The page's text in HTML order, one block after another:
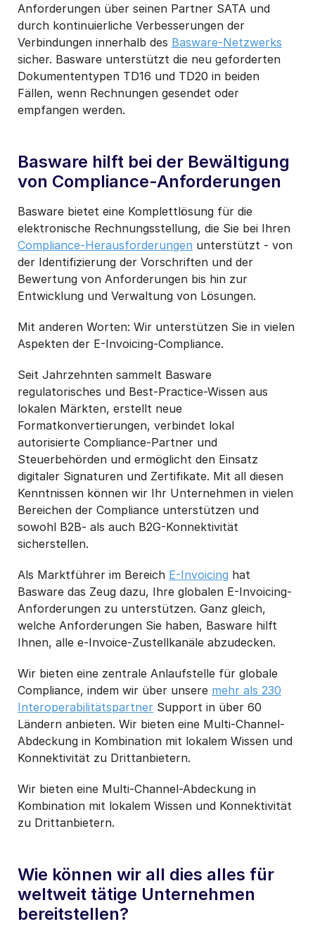
Anforderungen über seinen Partner SATA und
durch kontinuierliche Verbesserungen der
Verbindungen innerhalb des Basware-Netzwerks
sicher. Basware unterstützt die neu geforderten
Dokumententypen TD16 und TD20 in beiden
Fällen, wenn Rechnungen gesendet oder
empfangen werden.
Basware hilft bei der Bewältigung
von Compliance-Anforderungen
Basware bietet eine Komplettlösung für die
elektronische Rechnungsstellung, die Sie bei Ihren
Compliance-Herausforderungen unterstützt - von
der Identifizierung der Vorschriften und der
Bewertung von Anforderungen bis hin zur
Entwicklung und Verwaltung von Lösungen.
Mit anderen Worten: Wir unterstützen Sie in vielen
Aspekten der E-Invoicing-Compliance.
Seit Jahrzehnten sammelt Basware
regulatorisches und Best-Practice-Wissen aus
lokalen Märkten, erstellt neue
Formatkonvertierungen, verbindet lokal
autorisierte Compliance-Partner und
Steuerbehörden und ermöglicht den Einsatz
digitaler Signaturen und Zertifikate. Mit all diesen
Kenntnissen können wir Ihr Unternehmen in vielen
Bereichen der Compliance unterstützen und
sowohl B2B- als auch B2G-Konnektivität
sicherstellen.
Als Marktführer im Bereich E-Invoicing hat
Basware das Zeug dazu, Ihre globalen E-Invoicing-
Anforderungen zu unterstützen. Ganz gleich,
welche Anforderungen Sie haben, Basware hilft
Ihnen, alle e-Invoice-Zustellkanäle abzudecken.
Wir bieten eine zentrale Anlaufstelle für globale
Compliance, indem wir über unsere mehr als 230
Interoperabilitätspartner Support in über 60
Ländern anbieten. Wir bieten eine Multi-Channel-
Abdeckung in Kombination mit lokalem Wissen und
Konnektivität zu Drittanbietern.
Wir bieten eine Multi-Channel-Abdeckung in
Kombination mit lokalem Wissen und Konnektivität
zu Drittanbietern.
Wie können wir all dies alles für
weltweit tätige Unternehmen
bereitstellen?